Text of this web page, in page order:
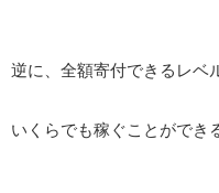
逆に、全額寄付できるレベ
いくらでも稼ぐことができ